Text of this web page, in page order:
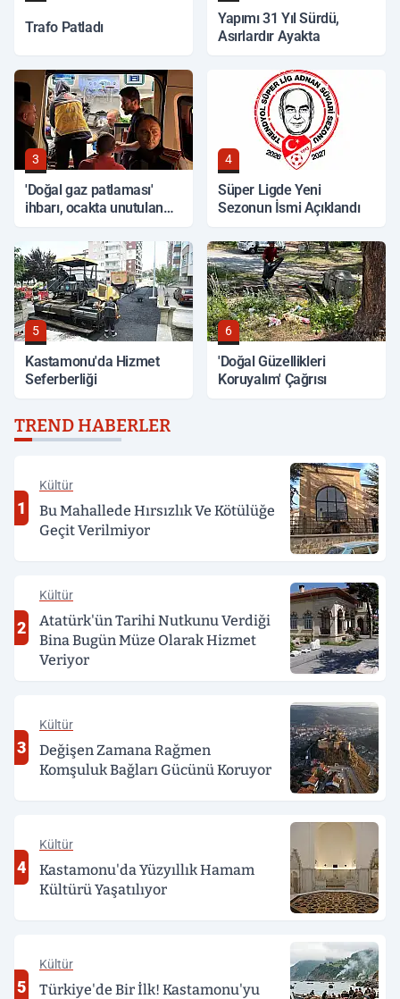
Trafo Patladı
Yapımı 31 Yıl Sürdü,
Asırlardır Ayakta
3
'Doğal gaz patlaması'
ihbarı, ocakta unutulan
4
Süper Ligde Yeni
Sezonun İsmi Açıklandı
5
Kastamonu'da Hizmet
Seferberliği
6
'Doğal Güzellikleri
Koruyalım' Çağrısı
TREND HABERLER
1
Kültür
Bu Mahallede Hırsızlık Ve Kötülüğe
Geçit Verilmiyor
2
Kültür
Atatürk'ün Tarihi Nutkunu Verdiği
Bina Bugün Müze Olarak Hizmet
Veriyor
3
Kültür
Değişen Zamana Rağmen
Komşuluk Bağları Gücünü Koruyor
4
Kültür
Kastamonu'da Yüzyıllık Hamam
Kültürü Yaşatılıyor
5
Kültür
Türkiye'de Bir İlk! Kastamonu'yu